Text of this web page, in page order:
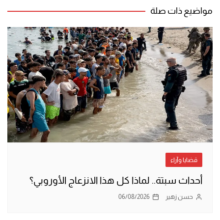
مواضيع ذات صلة
قضايا وآراء
أحداث سبتة.. لماذا كل هذا الانزعاج الأوروبي؟
حسن زهير 06/08/2026